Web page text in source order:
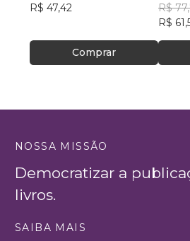
R$ 47,42
Comprar
R$
R$
NOSSA MISSÃO
Democratizar a
livros.
SAIBA MAIS